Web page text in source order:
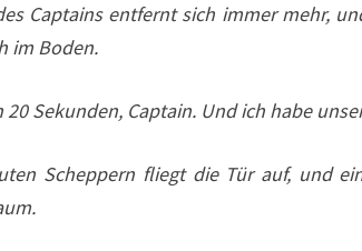
Captains entfernt sich immer mehr,
im Boden.
20 Sekunden, Captain. Und ich habe
Scheppern fliegt die Tür auf, und